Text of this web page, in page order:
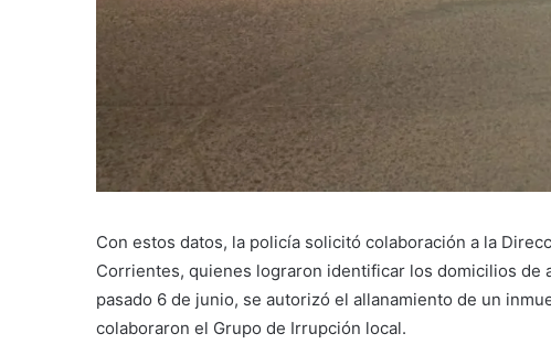
Con estos datos, la policía solicitó colaboración a la
Corrientes, quienes lograron identificar los domicilios de
pasado 6 de junio, se autorizó el allanamiento de un
colaboraron el Grupo de Irrupción local.